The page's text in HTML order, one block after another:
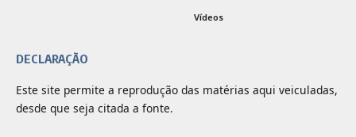
Vídeos
DECLARAÇÃO
Este site permite a reprodução das matérias aqui veiculadas,
desde que seja citada a fonte.